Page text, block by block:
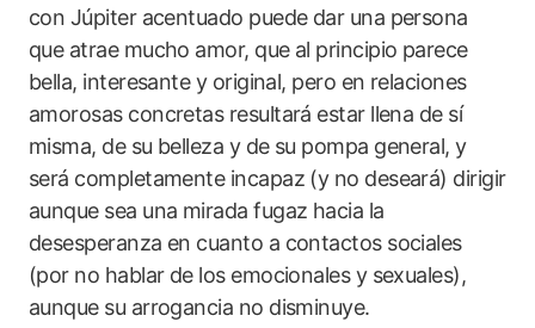
con Júpiter acentuado puede dar una persona
que atrae mucho amor, que al principio parece
bella, interesante y original, pero en relaciones
amorosas concretas resultará estar llena de sí
misma, de su belleza y de su pompa general, y
será completamente incapaz (y no deseará) dirigir
aunque sea una mirada fugaz hacia la
desesperanza en cuanto a contactos sociales
(por no hablar de los emocionales y sexuales),
aunque su arrogancia no disminuye.